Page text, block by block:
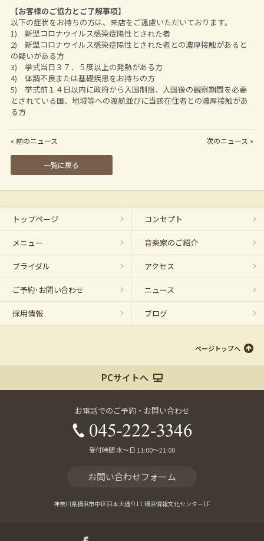
【お客様のご協力とご了解事項】
以下の症状をお持ちの方は、来店をご遠慮いただいております。
1) 新型コロナウイルス感染症陽性とされた者
2) 新型コロナウイルス感染症陽性とされた者との濃厚接触があると
の疑いがある方
3) 挙式当日３７．５度以上の発熱がある方
4) 体調不良または基礎疾患をお持ちの方
5) 挙式前１４日以内に政府から入国制限、入国後の観察期間を必要
とされている国、地域等への渡航並びに当該在住者との濃厚接触があ
る方
« 前のニュース 次のニュース »
一覧に戻る
トップページ コンセプト
メニュー 音楽家のご紹介
ブライダル アクセス
ご予約･お問い合わせ ニュース
採用情報 ブログ
ページトップへ
PCサイトへ
お電話でのご予約・お問い合わせ
受付時間 水～日 11:00～21:00
お問い合わせフォーム
神奈川県横浜市中区日本大通り11 横浜情報文化センター1F